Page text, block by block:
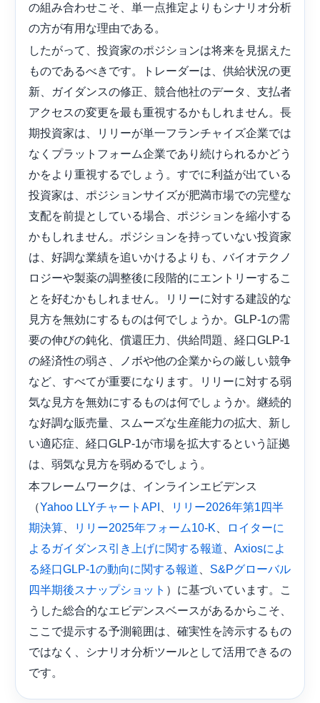
の組み合わせこそ、単一点推定よりもシナリオ分析
の方が有用な理由である。
したがって、投資家のポジションは将来を見据えた
ものであるべきです。トレーダーは、供給状況の更
新、ガイダンスの修正、競合他社のデータ、支払者
アクセスの変更を最も重視するかもしれません。長
期投資家は、リリーが単一フランチャイズ企業では
なくプラットフォーム企業であり続けられるかどう
かをより重視するでしょう。すでに利益が出ている
投資家は、ポジションサイズが肥満市場での完璧な
支配を前提としている場合、ポジションを縮小する
かもしれません。ポジションを持っていない投資家
は、好調な業績を追いかけるよりも、バイオテクノ
ロジーや製薬の調整後に段階的にエントリーするこ
とを好むかもしれません。リリーに対する建設的な
見方を無効にするものは何でしょうか。GLP-1の需
要の伸びの鈍化、償還圧力、供給問題、経口GLP-1
の経済性の弱さ、ノボや他の企業からの厳しい競争
など、すべてが重要になります。リリーに対する弱
気な見方を無効にするものは何でしょうか。継続的
な好調な販売量、スムーズな生産能力の拡大、新し
い適応症、経口GLP-1が市場を拡大するという証拠
は、弱気な見方を弱めるでしょう。
本フレームワークは、インラインエビデンス
（Yahoo LLYチャートAPI
リリー2026年第1四半
期決算
リリー2025年フォーム10-K
ロイターに
よるガイダンス引き上げに関する報道
Axiosによ
る経口GLP-1の動向に関する報道
S&Pグローバル
四半期後スナップショット ）に基づいています。こ
うした総合的なエビデンスベースがあるからこそ、
ここで提示する予測範囲は、確実性を誇示するもの
ではなく、シナリオ分析ツールとして活用できるの
です。